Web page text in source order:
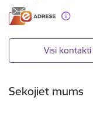
Visi kontakti
Sekojiet mums